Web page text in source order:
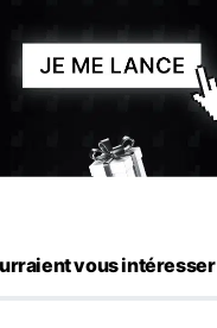
vous intéresser